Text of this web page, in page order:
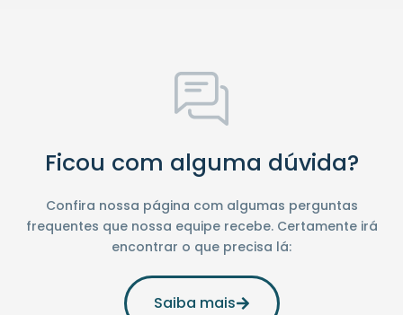
Ficou com alguma dúvida?
Confira nossa página com algumas perguntas
frequentes que nossa equipe recebe. Certamente irá
encontrar o que precisa lá:
Saiba mais